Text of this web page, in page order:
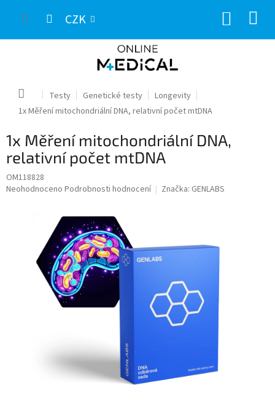
CZK
Domů Testy Genetické testy
Longevity
1x Měření mitochondriální DNA, relativní počet mtDNA
1x Měření mitochondriální DNA,
relativní počet mtDNA
OM118828
Průměrné
hvězdiček.
Neohodnoceno Podrobnosti hodnocení Značka: GENLABS